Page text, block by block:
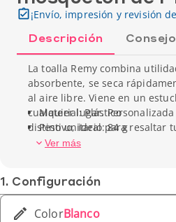
¡Envío, impresión y revisión
Descripción
La toalla Remy combina
absorbente, se seca
al aire libre. Viene en un
cualquier lugar.
distintivo, ideal para resaltar
Material: Plástico
Peso unitario: 84 g
Ver más
1. Conf­iguración
ColorBlanco